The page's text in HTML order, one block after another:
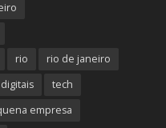
rio
rio de janeiro
tech
empresa